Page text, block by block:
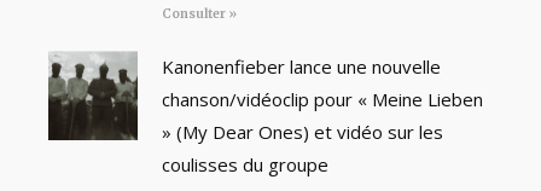
Consulter »
Kanonenfieber lance une nouvelle
chanson/vidéoclip pour « Meine Lieben
» (My Dear Ones) et vidéo sur les
coulisses du groupe